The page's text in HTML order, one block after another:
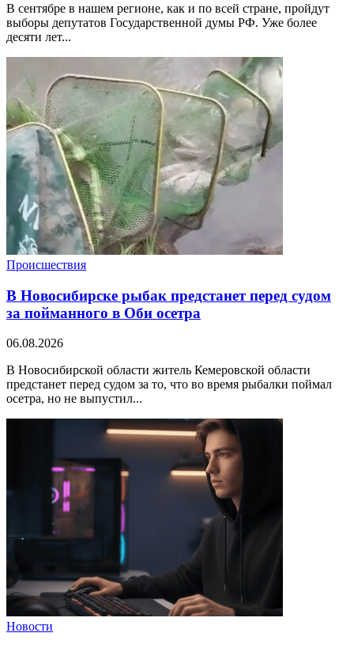
В сентябре в нашем регионе, как и по всей стране, пройдут
выборы депутатов Государственной думы РФ. Уже более
десяти лет...
Происшествия
В Новосибирске рыбак предстанет перед судом
за пойманного в Оби осетра
06.08.2026
В Новосибирской области житель Кемеровской области
предстанет перед судом за то, что во время рыбалки поймал
осетра, но не выпустил...
Новости